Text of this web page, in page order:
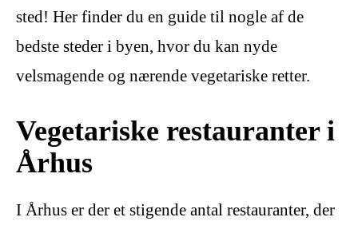
sted! Her finder du en guide til nogle af de
bedste steder i byen, hvor du kan nyde
velsmagende og nærende vegetariske retter.
Vegetariske restauranter i
Århus
I Århus er der et stigende antal restauranter, der